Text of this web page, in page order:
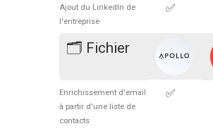
Ajout du LinkedIn de
l'entreprise
✅
🗂 Fichier
Enrichissement d'email
à partir d'une liste de
contacts
✅